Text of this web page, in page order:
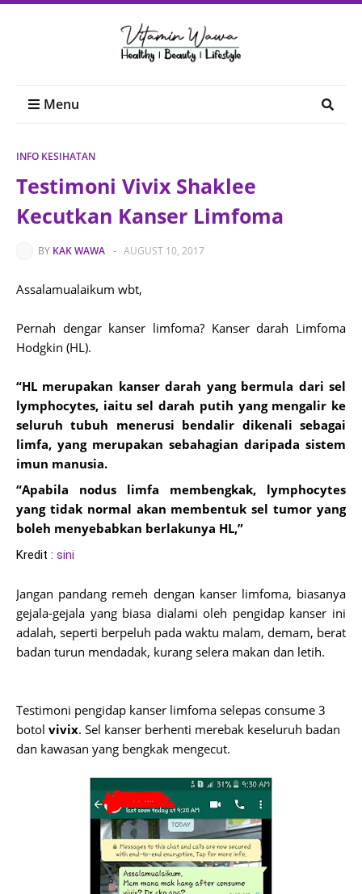
Menu
INFO KESIHATAN
Testimoni Vivix Shaklee
Kecutkan Kanser Limfoma
BY KAK WAWA - AUGUST 10, 2017
Assalamualaikum wbt,
Pernah dengar kanser limfoma? Kanser darah Limfoma
Hodgkin (HL).
“HL merupakan kanser darah yang bermula dari sel
lymphocytes, iaitu sel darah putih yang mengalir ke
seluruh tubuh menerusi bendalir dikenali sebagai
limfa, yang merupakan sebahagian daripada sistem
imun manusia.
“Apabila nodus limfa membengkak, lymphocytes
yang tidak normal akan membentuk sel tumor yang
boleh menyebabkan berlakunya HL,”
Kredit : sini
Jangan pandang remeh dengan kanser limfoma, biasanya
gejala-gejala yang biasa dialami oleh pengidap kanser ini
adalah, seperti berpeluh pada waktu malam, demam, berat
badan turun mendadak, kurang selera makan dan letih.
Testimoni pengidap kanser limfoma selepas consume 3
botol vivix. Sel kanser berhenti merebak keseluruh badan
dan kawasan yang bengkak mengecut.